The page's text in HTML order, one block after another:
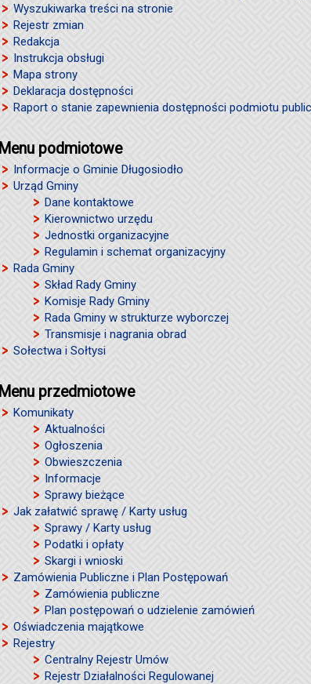
Wyszukiwarka treści na stronie
Rejestr zmian
Redakcja
Instrukcja obsługi
Mapa strony
Deklaracja dostępności
Raport o stanie zapewnienia dostępności podmiotu
Menu podmiotowe
Informacje o Gminie Długosiodło
Urząd Gminy
Dane kontaktowe
Kierownictwo urzędu
Jednostki organizacyjne
Regulamin i schemat organizacyjny
Rada Gminy
Skład Rady Gminy
Komisje Rady Gminy
Rada Gminy w strukturze wyborczej
Transmisje i nagrania obrad
Sołectwa i Sołtysi
Menu przedmiotowe
Komunikaty
Aktualności
Ogłoszenia
Obwieszczenia
Informacje
Sprawy bieżące
Jak załatwić sprawę / Karty usług
Sprawy / Karty usług
Podatki i opłaty
Skargi i wnioski
Zamówienia Publiczne i Plan Postępowań
Zamówienia publiczne
Plan postępowań o udzielenie zamówień
Oświadczenia majątkowe
Rejestry
Centralny Rejestr Umów
Rejestr Działalności Regulowanej